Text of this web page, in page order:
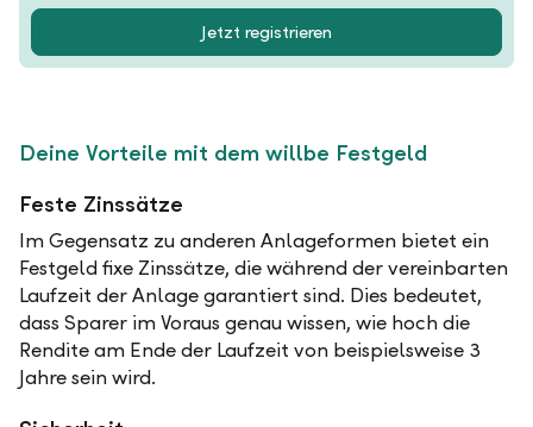
Jetzt registrieren
Deine Vorteile mit dem willbe Festgeld
Feste Zinssätze
Im Gegensatz zu anderen Anlageformen bietet ein
Festgeld fixe Zinssätze, die während der vereinbarten
Laufzeit der Anlage garantiert sind. Dies bedeutet,
dass Sparer im Voraus genau wissen, wie hoch die
Rendite am Ende der Laufzeit von beispielsweise 3
Jahre sein wird.